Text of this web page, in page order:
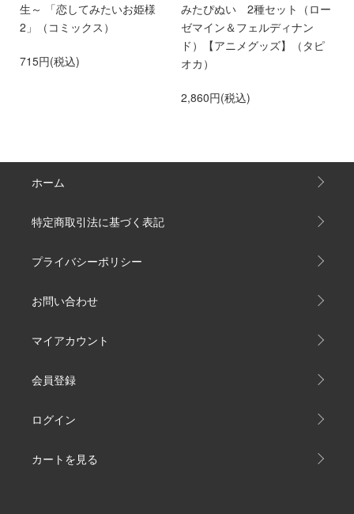
生～ 「恋してみたいお姫様
2」（コミックス）
715円(税込)
みたぴぬい 2種セット（ロー
ゼマイン＆フェルディナン
ド）【アニメグッズ】（タピ
オカ）
2,860円(税込)
ホーム
特定商取引法に基づく表記
プライバシーポリシー
お問い合わせ
マイアカウント
会員登録
ログイン
カートを見る